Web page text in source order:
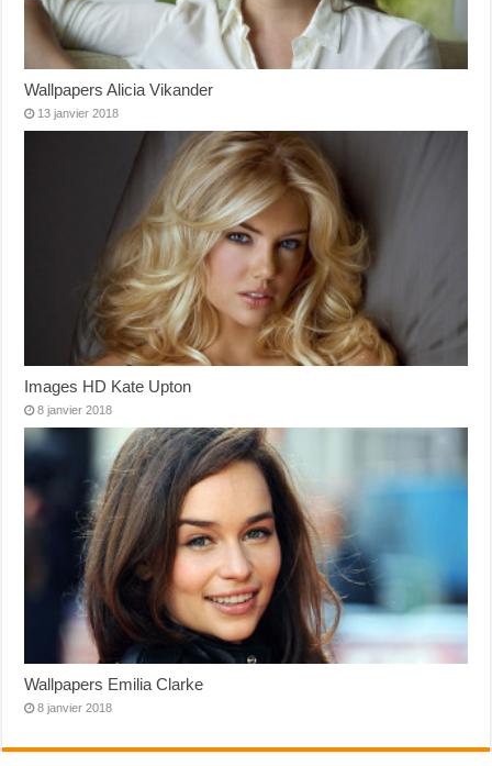
Wallpapers Alicia Vikander
13 janvier 2018
Images HD Kate Upton
8 janvier 2018
Wallpapers Emilia Clarke
8 janvier 2018